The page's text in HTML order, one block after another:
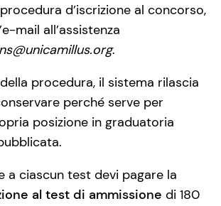
d’iscrizione al concorso,
mail all’assistenza
.
procedura, il sistema rilascia
perché serve per
posizione in graduatoria
a ciascun test devi pagare la
al test di ammissione di 180